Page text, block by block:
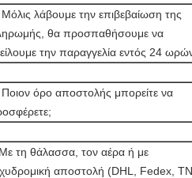
λάβουμε την επιβεβαίωση της
θα προσπαθήσουμε να
την παραγγελία εντός 24
όρο αποστολής μπορείτε να
τη θάλασσα, τον αέρα ή με
αποστολή (DHL, Fedex,